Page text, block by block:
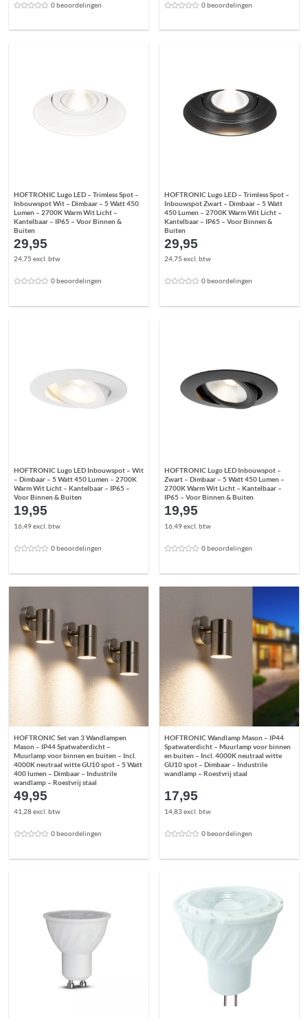
0 beoordelingen 0 beoordelingen
HOFTRONIC Lugo LED – Trimless Spot –
Inbouwspot Wit – Dimbaar – 5 Watt 450
Lumen – 2700K Warm Wit Licht –
Kantelbaar – IP65 – Voor Binnen &
Buiten
29,95
24,75 excl. btw
0 beoordelingen
HOFTRONIC Lugo LED – Trimless Spot –
Inbouwspot Zwart – Dimbaar – 5 Watt
450 Lumen – 2700K Warm Wit Licht –
Kantelbaar – IP65 – Voor Binnen &
Buiten
29,95
24,75 excl. btw
0 beoordelingen
HOFTRONIC Lugo LED Inbouwspot – Wit
– Dimbaar – 5 Watt 450 Lumen – 2700K
Warm Wit Licht – Kantelbaar – IP65 –
Voor Binnen & Buiten
19,95
16,49 excl. btw
0 beoordelingen
HOFTRONIC Lugo LED Inbouwspot –
Zwart – Dimbaar – 5 Watt 450 Lumen –
2700K Warm Wit Licht – Kantelbaar –
IP65 – Voor Binnen & Buiten
19,95
16,49 excl. btw
0 beoordelingen
HOFTRONIC Set van 3 Wandlampen
Mason – IP44 Spatwaterdicht –
Muurlamp voor binnen en buiten – Incl.
4000K neutraal witte GU10 spot – 5 Watt
400 lumen – Dimbaar – Industrile
wandlamp – Roestvrij staal
49,95
41,28 excl. btw
0 beoordelingen
HOFTRONIC Wandlamp Mason – IP44
Spatwaterdicht – Muurlamp voor binnen
en buiten – Incl. 4000K neutraal witte
GU10 spot – Dimbaar – Industrile
wandlamp – Roestvrij staal
17,95
14,83 excl. btw
0 beoordelingen